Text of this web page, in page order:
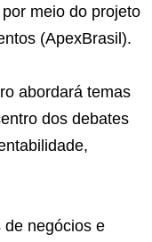
meio do projeto
(ApexBrasil).
abordará temas
dos debates
de negócios e